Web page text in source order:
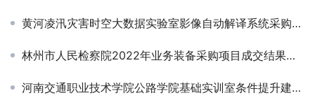
黄河凌汛灾害时空大数据实验室影像自动解译系统采购项目成交公告
林州市人民检察院2022年业务装备采购项目成交结果公告￼
河南交通职业技术学院公路学院基础实训室条件提升建设项目-中标公告